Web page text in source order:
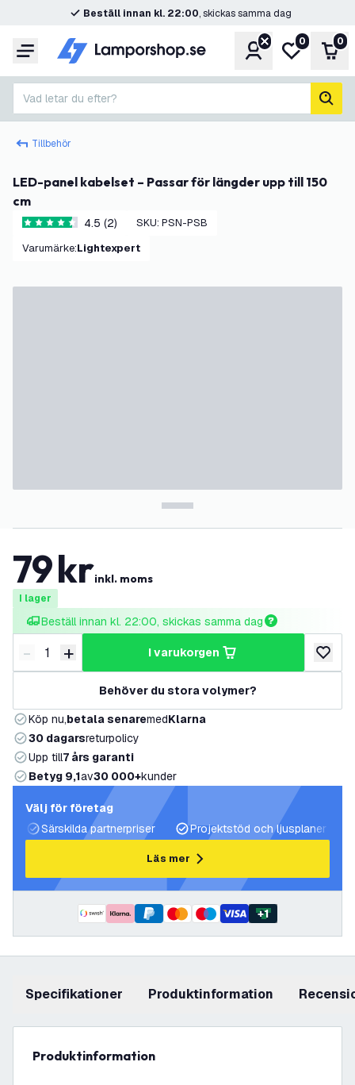
Beställ innan kl. 22:00, skickas samma dag
Meny KontoMin0 0
Vad letar du efter?
sök
Tillbehör
LED-panel kabelset – Passar för längder upp till 150
cm
4.5 stjärnbetyg4.5 (2) SKU: PSN-PSB
Varumärke: Lightexpert
79krinkl. moms
I lager
Beställ innan kl. 22:00, skickas samma dag
Minska antal
- Öka antal
+ i varukorgen
lägg
Behöver du stora volymer?
Köp nu,betala senaremedKlarna
30 dagarsreturpolicy
Upp till7 års garanti
Betyg 9,1av30 000+kunder
Välj för företag
Särskilda partnerpriser
Projektstöd och ljusplaner
Läs mer
+1
Specifikationer produktinformation
produktinformation